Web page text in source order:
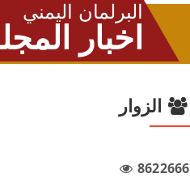
البرلمان اليمني
اخبار
الزوار
8622666